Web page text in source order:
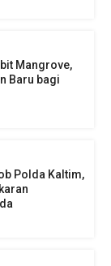
Mangrove,
Baru bagi
Polda Kaltim,